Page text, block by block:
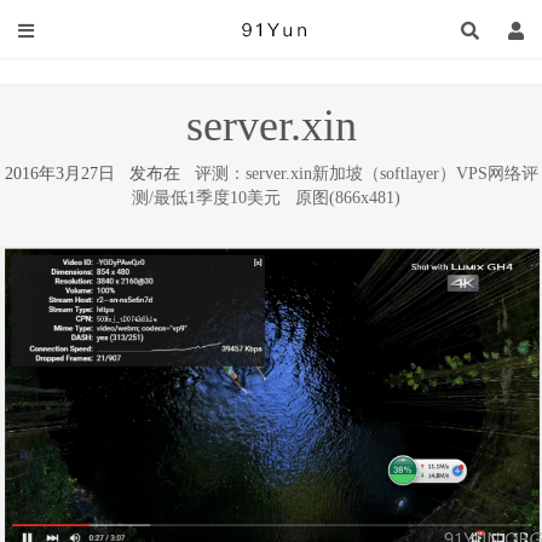
server.xin
2016年3月27日 发布在 评测：server.xin新加坡（softlayer）VPS网络评
测/最低1季度10美元
原图(866x481)